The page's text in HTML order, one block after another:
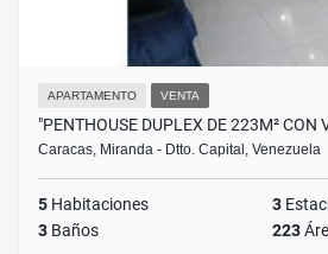
APARTAMENTO VENTA
"PENTHOUSE DUPLEX DE 223M² CON
Caracas, Miranda - Dtto. Capital, Venezuela
5 Habitaciones 3
3 Baños 223